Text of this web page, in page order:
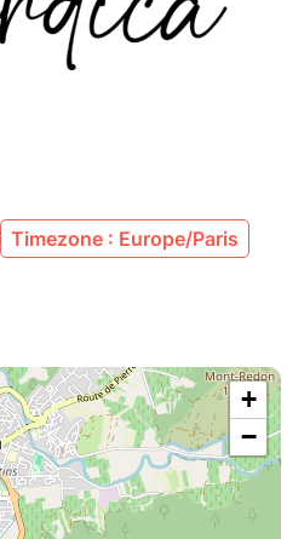
Timezone : Europe/Paris
+
−